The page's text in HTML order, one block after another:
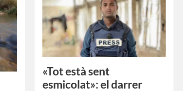
«Tot està sent
esmicolat»: el darrer